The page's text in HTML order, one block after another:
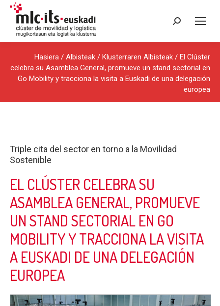
Search:
Hasiera / Albisteak / Klusterraren Albisteak / El Clúster
celebra su Asamblea General, promueve un stand sectorial en
Go Mobility y tracciona la visita a Euskadi de una delegación
europea
Triple cita del sector en torno a la Movilidad
Sostenible
EL CLÚSTER CELEBRA SU
ASAMBLEA GENERAL, PROMUEVE
UN STAND SECTORIAL EN GO
MOBILITY Y TRACCIONA LA VISITA
A EUSKADI DE UNA DELEGACIÓN
EUROPEA